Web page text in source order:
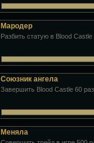
Мародер
Разбить статую в Blood Castle
Союзник ангела
Завершить Blood Castle 60 раз
Меняла